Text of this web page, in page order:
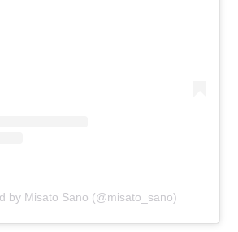
by Misato Sano (@misato_sano)